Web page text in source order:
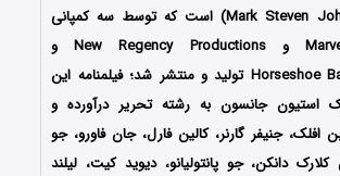
جانسون (Mark Steven Johnson) است که توسط سه کمپانی
Marvel Enterprises و New Regency Productions و
Horseshoe Bay Productions تولید و منتشر شد؛ فیلمنامه این
استیون جانسون به رشته تحریر درآورده و
افلک، جنیفر گارنر، کالین فارل، جان فاورو، جو
کلارک دانکن، جو پانتولیانو، دیوید کیت، لیلند